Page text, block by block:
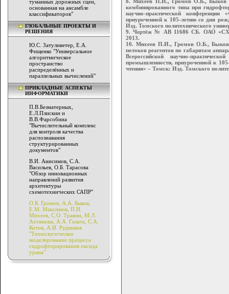
туманных дорожных сцен,
основанная на ансамбле
классификаторов"
ГЛОБАЛЬНЫЕ ПРОЕКТЫ И
РЕШЕНИЯ
Ю.С. Затуливетер, Е.А.
Фищенко "Универсальное
алгоритмическое
пространство
распределённых и
параллельных вычислений"
ПРИКЛАДНЫЕ АСПЕКТЫ
ИНФОРМАТИКИ
П.В.Безматерных,
Е.Л.Плискин и
В.В.Фарсобина
"Вычислительный комплекс
для контроля качества
распознавания
структурированных
документов"
В.И. Анисимов, С.А.
Васильев, О.Б. Тарасова
"Обзор инновационных
направлений развития
архитектуры
схемотехнических САПР"
О.Б. Громов, А.А. Быков,
Е.М. Максимов, П.И.
Михеев, С.О. Травин, М.Л.
Ахтямова, А.А. Галата, С.А.
Котов, А.И. Рудников
"Технологическое
моделирование процесса
гидрофторирования оксида
урана"
комбинированного типа при
научно-практической
приуроченной к 105-летию со дня
Изд. Томского политехнического
9. Чертёж № АВ 11686 СБ. ОАО
2013.
10. Михеев П.И., Громов О.Б., Быков
потоков реагентов по габаритам
Всероссийской научно-
промышленности, приуроченной к
чтения» – Томск: Изд. Томского